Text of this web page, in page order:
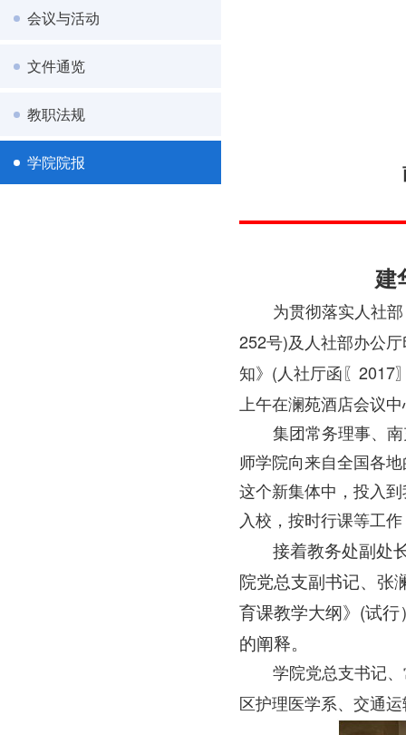
会议与活动
文件通览
教职法规
学院院报
建
为贯彻落实人社
252号)及人社部办公
知》 ( 人社厅函〖 2017
上午在澜苑酒店会议
集团常务理事、
师学院向来自全国各
这个新集体中，投入
入校，按时行课等工
接着教务处副处
院党总支副书记、张
育课教学大纲》 (试行
的阐释。
学院党总支书记
区护理医学系、交通